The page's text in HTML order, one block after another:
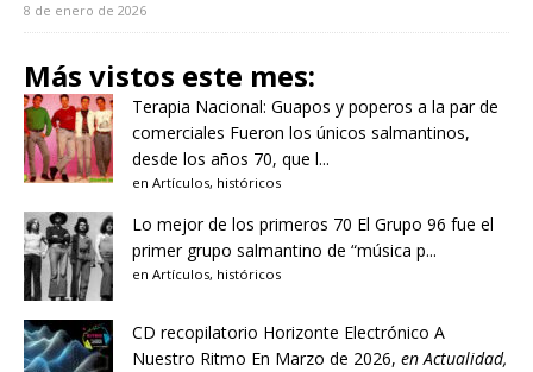
8 de enero de 2026
Más vistos este mes:
Terapia Nacional: Guapos y poperos a la par de
comerciales Fueron los únicos salmantinos,
desde los años 70, que l...
en Artículos, históricos
Lo mejor de los primeros 70 El Grupo 96 fue el
primer grupo salmantino de “música p...
en Artículos, históricos
CD recopilatorio Horizonte Electrónico A
Nuestro Ritmo En Marzo de 2026, enActualidad,